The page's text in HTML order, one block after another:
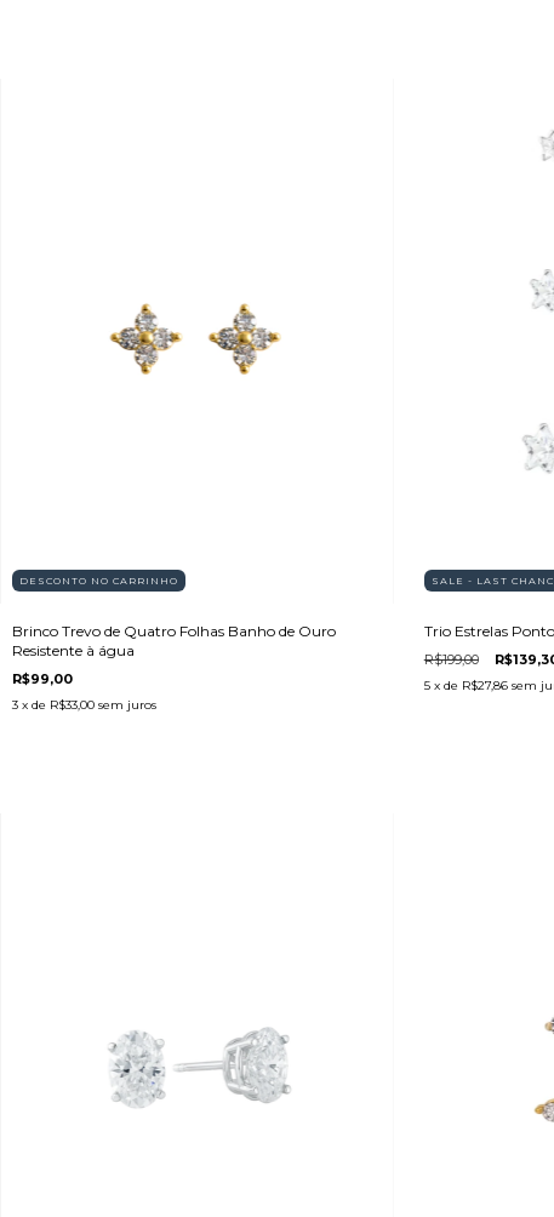
DESCONTO NO CARRINHO
Brinco Trevo de Quatro Folhas Banho de Ouro
Resistente à água
R$99,00
3 x de R$33,00 sem juros
SALE - LAST
Trio Estrelas
R$199,00
5 x de R$27,86 sem